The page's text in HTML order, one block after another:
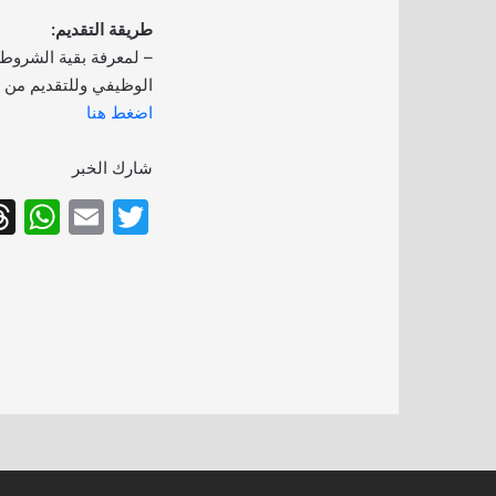
طريقة التقديم:
– لمعرفة بقية
الوظيفي وللتقديم من
اضغط هنا
شارك الخبر
T
E
W